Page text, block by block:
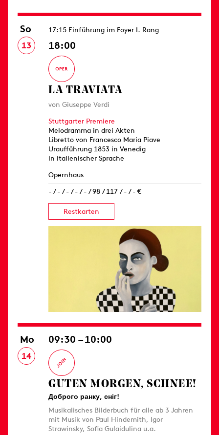
So
13
17:15 Einführung im Foyer I. Rang
18:00
LA TRAVIATA
von Giuseppe Verdi
Stuttgarter Premiere
Melodramma in drei Akten
Libretto von Francesco Maria Piave
Uraufführung 1853 in Venedig
in italienischer Sprache
Opernhaus
- / - / - / - / - / 98 / 117 / - / - €
Restkarten
Mo
14
09:30 – 10:00
GUTEN MORGEN, SCHNEE!
Доброго ранку, сніг!
Musikalisches Bilderbuch für alle ab 3 Jahren
mit Musik von Paul Hindemith, Igor
Strawinsky, Sofia Gulaidulina u.a.